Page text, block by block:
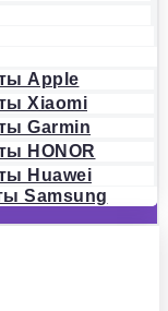
Apple
Xiaomi
Garmin
HONOR
Huawei
Samsung